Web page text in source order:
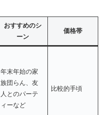
おすすめのシ
ーン
価格帯
年末年始の家
族団らん、友
人とのパーテ
ィーなど
比較的手頃